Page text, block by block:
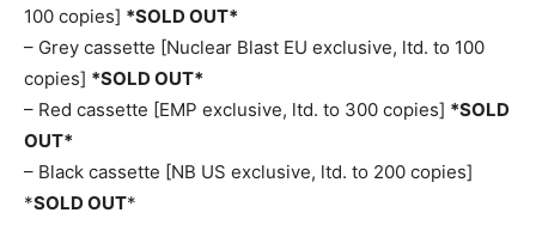
100 copies] *SOLD OUT*
– Grey cassette [Nuclear Blast EU exclusive, ltd. to 100
copies] *SOLD OUT*
– Red cassette [EMP exclusive, ltd. to 300 copies] *SOLD
OUT*
– Black cassette [NB US exclusive, ltd. to 200 copies]
*SOLD OUT*